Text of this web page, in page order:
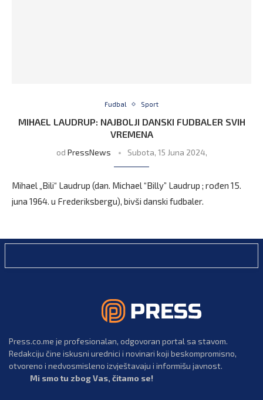
Fudbal Sport
MIHAEL LAUDRUP: NAJBOLJI DANSKI FUDBALER SVIH
VREMENA
od PressNews Subota, 15 Juna 2024,
Mihael „Bili“ Laudrup (dan. Michael “Billy” Laudrup ; rođen 15.
juna 1964. u Frederiksbergu), bivši danski fudbaler.
Press.co.me je profesionalan, odgovoran portal sa stavom.
Redakciju čine iskusni urednici i novinari koji beskompromisno,
otvoreno i nedvosmisleno izvještavaju i informišu javnost.
Mi smo tu zbog Vas, čitamo se!